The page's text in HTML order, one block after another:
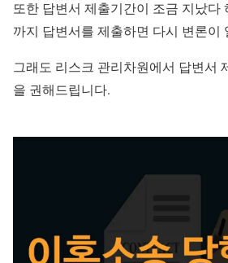
또한 답변서 제출기간이 조금 지났다
까지 답변서를 제출하면 다시 변론이
그래도 리스크 관리차원에서 답변서
을 권해드립니다.